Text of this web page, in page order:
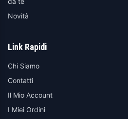
Novità
Link Rapidi
Chi Siamo
Contatti
Il Mio Account
I Miei Ordini